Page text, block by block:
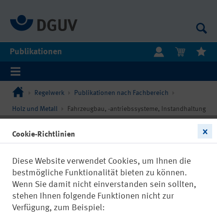
Publikationen
Regelwerk Publikationen nach Fachbereich
Holz und Metall Fahrzeugbau, -antriebssysteme, Instandhaltung
Cookie-Richtlinien
Diese Website verwendet Cookies, um Ihnen die
bestmögliche Funktionalität bieten zu können.
Wenn Sie damit nicht einverstanden sein sollten,
stehen Ihnen folgende Funktionen nicht zur
Verfügung, zum Beispiel: